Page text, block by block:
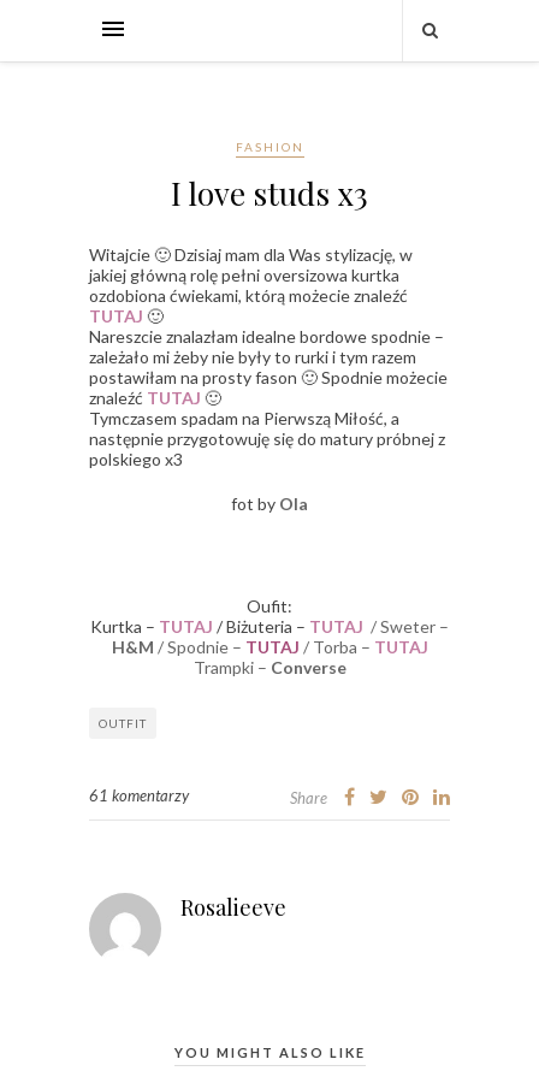
FASHION
I love studs x3
Witajcie 🙂 Dzisiaj mam dla Was stylizację, w
jakiej główną rolę pełni oversizowa kurtka
ozdobiona ćwiekami, którą możecie znaleźć
TUTAJ 🙂
Nareszcie znalazłam idealne bordowe spodnie –
zależało mi żeby nie były to rurki i tym razem
postawiłam na prosty fason 🙂 Spodnie możecie
znaleźć TUTAJ 🙂
Tymczasem spadam na Pierwszą Miłość, a
następnie przygotowuję się do matury próbnej z
polskiego x3
fot by Ola
Oufit:
Kurtka – TUTAJ / Biżuteria – TUTAJ / Sweter –
H&M / Spodnie – TUTAJ / Torba – TUTAJ
Trampki – Converse
OUTFIT
61 komentarzy Share
Rosalieeve
YOU MIGHT ALSO LIKE